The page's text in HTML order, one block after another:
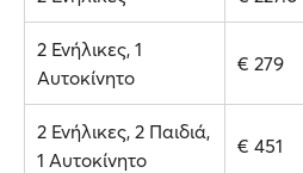
2 Ενήλικες, 1
Αυτοκίνητο
€ 279
2 Ενήλικες, 2 Παιδιά,
1 Αυτοκίνητο
€ 451